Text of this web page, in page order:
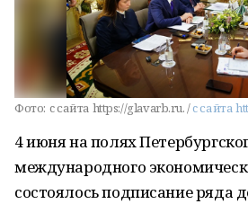
Фото: c сайта https://glavarb.ru. /c сайта
4 июня на полях
международного
состоялось подписание ряда